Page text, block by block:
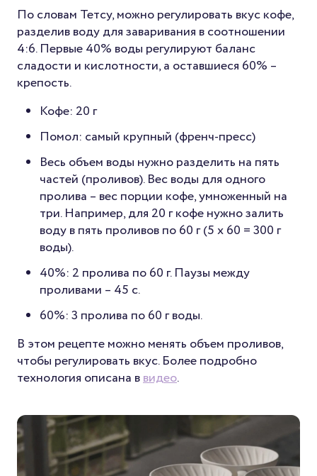
По словам Тетсу, можно регулировать вкус кофе,
разделив воду для заваривания в соотношении
4:6. Первые 40% воды регулируют баланс
сладости и кислотности, а оставшиеся 60% –
крепость.
Кофе: 20 г
Помол: самый крупный (френч-пресс)
Весь объем воды нужно разделить на пять
частей (проливов). Вес воды для одного
пролива – вес порции кофе, умноженный на
три. Например, для 20 г кофе нужно залить
воду в пять проливов по 60 г (5 x 60 = 300 г
воды).
40%: 2 пролива по 60 г. Паузы между
проливами – 45 с.
60%: 3 пролива по 60 г воды.
В этом рецепте можно менять объем проливов,
чтобы регулировать вкус. Более подробно
технология описана ввидео.